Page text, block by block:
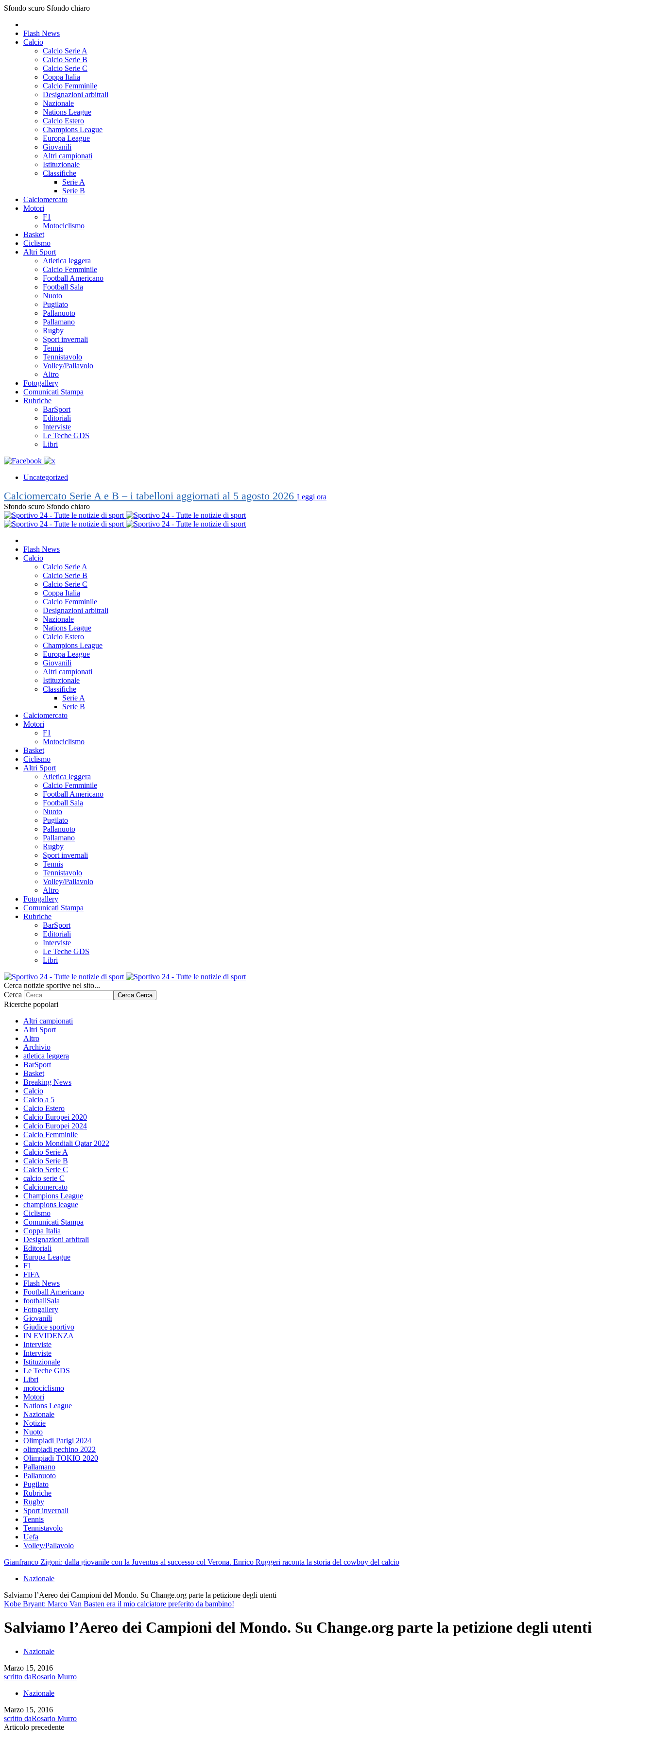
Sfondo scuro Sfondo chiaro
Flash News
Calcio
Calcio Serie A
Calcio Serie B
Calcio Serie C
Coppa Italia
Calcio Femminile
Designazioni arbitrali
Nazionale
Nations League
Calcio Estero
Champions League
Europa League
Giovanili
Altri campionati
Istituzionale
Classifiche
Serie A
Serie B
Calciomercato
Motori
F1
Motociclismo
Basket
Ciclismo
Altri Sport
Atletica leggera
Calcio Femminile
Football Americano
Football Sala
Nuoto
Pugilato
Pallanuoto
Pallamano
Rugby
Sport invernali
Tennis
Tennistavolo
Volley/Pallavolo
Altro
Fotogallery
Comunicati Stampa
Rubriche
BarSport
Editoriali
Interviste
Le Teche GDS
Libri
Uncategorized
Calciomercato Serie A e B – i tabelloni aggiornati al 5 agosto 2026 Leggi ora
Sfondo scuro Sfondo chiaro
Flash News
Calcio
Calcio Serie A
Calcio Serie B
Calcio Serie C
Coppa Italia
Calcio Femminile
Designazioni arbitrali
Nazionale
Nations League
Calcio Estero
Champions League
Europa League
Giovanili
Altri campionati
Istituzionale
Classifiche
Serie A
Serie B
Calciomercato
Motori
F1
Motociclismo
Basket
Ciclismo
Altri Sport
Atletica leggera
Calcio Femminile
Football Americano
Football Sala
Nuoto
Pugilato
Pallanuoto
Pallamano
Rugby
Sport invernali
Tennis
Tennistavolo
Volley/Pallavolo
Altro
Fotogallery
Comunicati Stampa
Rubriche
BarSport
Editoriali
Interviste
Le Teche GDS
Libri
Cerca notizie sportive nel sito...
Cerca
Cerca Cerca
Ricerche popolari
Altri campionati
Altri Sport
Altro
Archivio
atletica leggera
BarSport
Basket
Breaking News
Calcio
Calcio a 5
Calcio Estero
Calcio Europei 2020
Calcio Europei 2024
Calcio Femminile
Calcio Mondiali Qatar 2022
Calcio Serie A
Calcio Serie B
Calcio Serie C
calcio serie C
Calciomercato
Champions League
champions league
Ciclismo
Comunicati Stampa
Coppa Italia
Designazioni arbitrali
Editoriali
Europa League
F1
FIFA
Flash News
Football Americano
footballSala
Fotogallery
Giovanili
Giudice sportivo
IN EVIDENZA
Interviste
Interviste
Istituzionale
Le Teche GDS
Libri
motociclismo
Motori
Nations League
Nazionale
Notizie
Nuoto
Olimpiadi Parigi 2024
olimpiadi pechino 2022
Olimpiadi TOKIO 2020
Pallamano
Pallanuoto
Pugilato
Rubriche
Rugby
Sport invernali
Tennis
Tennistavolo
Uefa
Volley/Pallavolo
Gianfranco Zigoni: dalla giovanile con la Juventus al successo col Verona. Enrico Ruggeri raconta la storia del cowboy del calcio
Nazionale
Salviamo l’Aereo dei Campioni del Mondo. Su Change.org parte la petizione degli utenti
Kobe Bryant: Marco Van Basten era il mio calciatore preferito da bambino!
Salviamo l’Aereo dei Campioni del Mondo. Su Change.org parte la petizione degli utenti
Nazionale
Marzo 15, 2016
scritto daRosario Murro
Nazionale
Marzo 15, 2016
scritto daRosario Murro
Articolo precedente